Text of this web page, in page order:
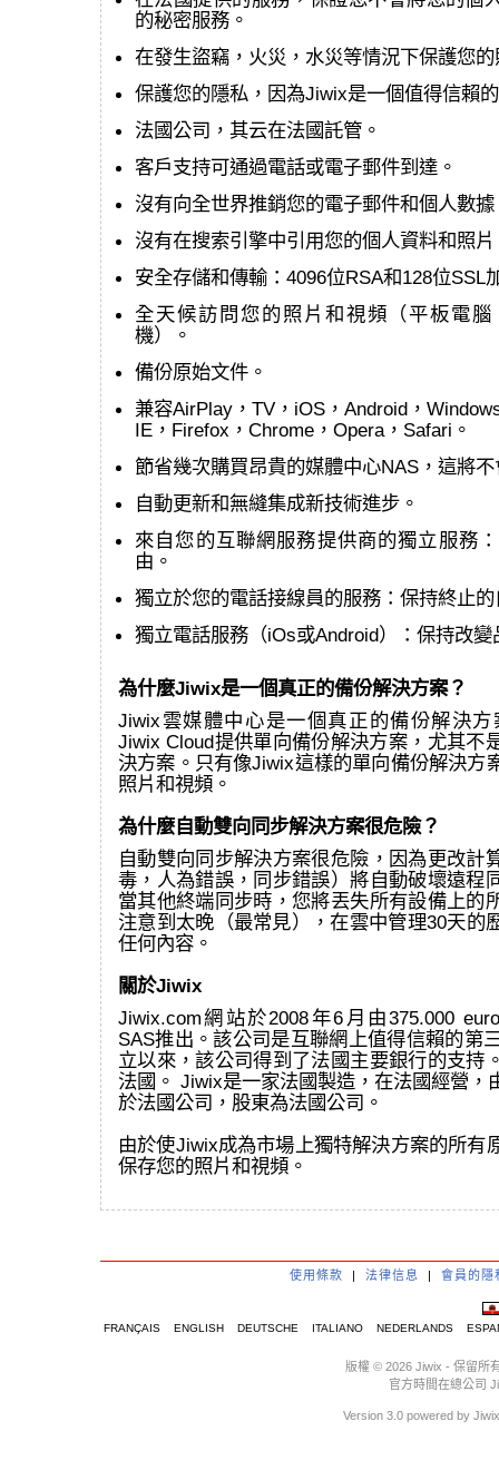
的秘密服務。
在發生盜竊，火災，水災等情況下保護您
保護您的隱私，因為Jiwix是一個值得信賴
法國公司，其云在法國託管。
客戶支持可通過電話或電子郵件到達。
沒有向全世界推銷您的電子郵件和個人數據
沒有在搜索引擎中引用您的個人資料和照片
安全存儲和傳輸：4096位RSA和128位SSL
全天候訪問您的照片和視頻（平板電
機）。
備份原始文件。
兼容AirPlay，TV，iOS，Android，
IE，Firefox，Chrome，Opera，Safari。
節省幾次購買昂貴的媒體中心NAS，這將
自動更新和無縫集成新技術進步。
來自您的互聯網服務提供商的獨立服務
由。
獨立於您的電話接線員的服務：保持終止
獨立電話服務（iOs或Android）：保持改變
為什麼Jiwix是一個真正的備份解決方案？
Jiwix雲媒體中心是一個真正的備份解決方
Jiwix Cloud提供單向備份解決方案，尤其不
決方案。只有像Jiwix這樣的單向備份解決方
照片和視頻。
為什麼自動雙向同步解決方案很危險？
自動雙向同步解決方案很危險，因為更改計
毒，人為錯誤，同步錯誤）將自動破壞遠程
當其他終端同步時，您將丟失所有設備上的
注意到太晚（最常見），在雲中管理30天的
任何內容。
關於Jiwix
Jiwix.com網站於2008年6月由375.000
SAS推出。該公司是互聯網上值得信賴的第
立以來，該公司得到了法國主要銀行的支持
法國。 Jiwix是一家法國製造，在法國經營，
於法國公司，股東為法國公司。
由於使Jiwix成為市場上獨特解決方案的所有
保存您的照片和視頻。
使用條款 | 法律信息 | 會員的隱
FRANÇAIS ENGLISH DEUTSCHE ITALIANO NEDERLANDS
版權 © 2026 Jiwix - 保留所
官方時間在總公司
Version 3.0 powered by